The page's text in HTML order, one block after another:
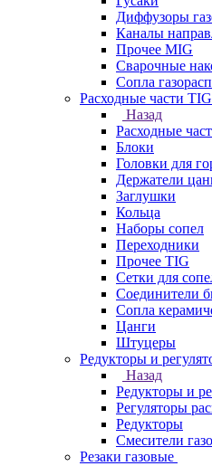
Диффузоры
Каналы
Прочее MIG
Сварочные
Сопла
Расходные части TIG
Назад
Расходные
Блоки
Головки для
Держатели
Заглушки
Кольца
Наборы сопел
Переходники
Прочее TIG
Сетки для
Соединители
Сопла
Цанги
Штуцеры
Редукторы и
Назад
Редукторы и
Регуляторы
Редукторы
Смесители
Резаки газовые